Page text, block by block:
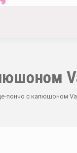
пончо с капюшоном